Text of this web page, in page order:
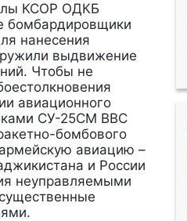
КСОР ОДКБ
бомбардировщики
нанесения
выдвижение
Чтобы не
авиационного
СУ-25СМ ВВС
бомбового
авиацию –
и России
неуправляемыми